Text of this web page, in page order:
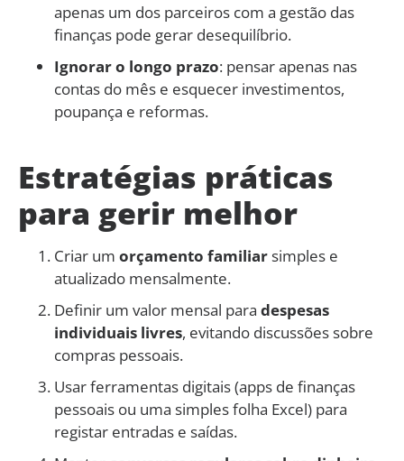
apenas um dos parceiros com a gestão das
finanças pode gerar desequilíbrio.
Ignorar o longo prazo: pensar apenas nas
contas do mês e esquecer investimentos,
poupança e reformas.
Estratégias práticas
para gerir melhor
Criar um orçamento familiarsimples e
atualizado mensalmente.
Definir um valor mensal para despesas
individuais livres, evitando discussões sobre
compras pessoais.
Usar ferramentas digitais (apps de finanças
pessoais ou uma simples folha Excel) para
registar entradas e saídas.